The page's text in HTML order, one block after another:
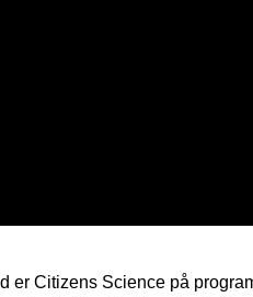
er Citizens Science på